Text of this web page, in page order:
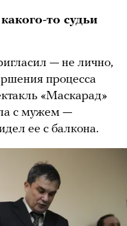
то судьи
— не лично,
процесса
«Маскарад»
с мужем —
ее с балкона.